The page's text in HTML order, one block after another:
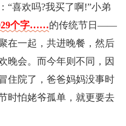
“喜欢吗?我买了啊!”小弟
个字……的传统节日——
在一起，共进晚餐，然后
晚会。而今年则不同，因
住院了，爸爸妈妈没事时
时怕姥爷孤单，就更要去